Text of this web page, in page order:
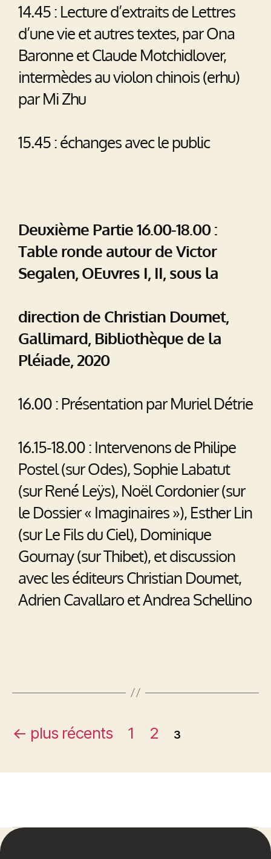
14.45 : Lecture d’extraits de Lettres
d’une vie et autres textes, par Ona
Baronne et Claude Motchidlover,
intermèdes au violon chinois (erhu)
par Mi Zhu
15.45 : échanges avec le public
Deuxième Partie 16.00-18.00 :
Table ronde autour de Victor
Segalen, OEuvres I, II, sous la
direction de Christian Doumet,
Gallimard, Bibliothèque de la
Pléiade, 2020
16.00 : Présentation par Muriel Détrie
16.15-18.00 : Intervenons de Philipe
Postel (sur Odes), Sophie Labatut
(sur René Leÿs), Noël Cordonier (sur
le Dossier « Imaginaires »), Esther Lin
(sur Le Fils du Ciel), Dominique
Gournay (sur Thibet), et discussion
avec les éditeurs Christian Doumet,
Adrien Cavallaro et Andrea Schellino
← plus récents 1 2 3